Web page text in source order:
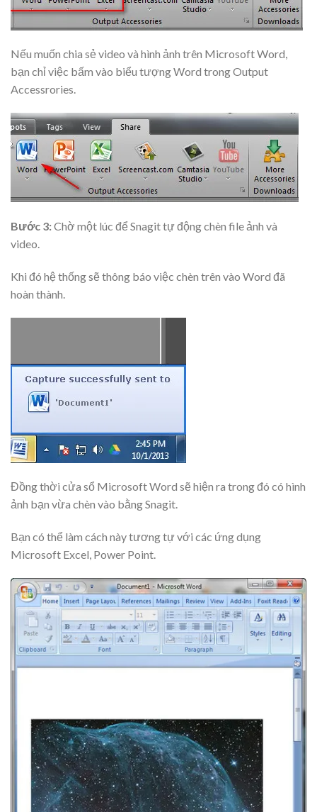
Nếu muốn chia sẻ video và hình ảnh trên Microsoft Word,
bạn chỉ việc bấm vào biểu tượng Word trong Output
Accessrories.
Bước 3:Chờ một lúc để Snagit tự động chèn file ảnh và
video.
Khi đó hệ thống sẽ thông báo việc chèn trên vào Word đã
hoàn thành.
Đồng thời cửa sổ Microsoft Word sẽ hiện ra trong đó có hình
ảnh bạn vừa chèn vào bằng Snagit.
Bạn có thể làm cách này tương tự với các ứng dụng
Microsoft Excel, Power Point.